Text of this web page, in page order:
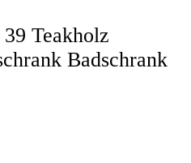
Teakholz
Badschrank